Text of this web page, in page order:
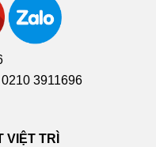
0210 3911696
VIỆT TRÌ